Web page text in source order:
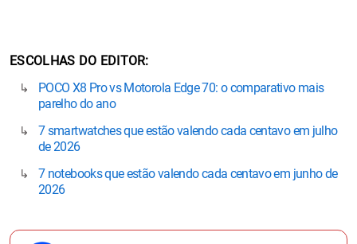
ESCOLHAS DO EDITOR
POCO X8 Pro vs Motorola Edge 70: o comparativo mais
parelho do ano
7 smartwatches que estão valendo cada centavo em julho
de 2026
7 notebooks que estão valendo cada centavo em junho de
2026